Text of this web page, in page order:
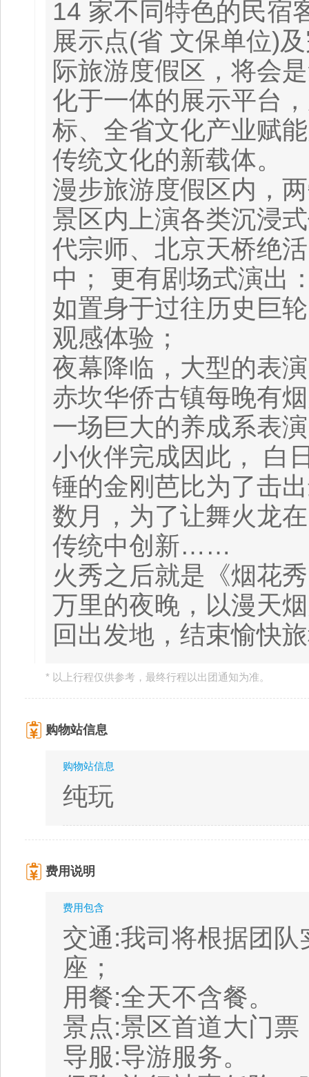
14 家不同特色的民宿
展示点(省 文保单位)
际旅游度假区，将会
化于一体的展示平台
标、全省文化产业赋
传统文化的新载体。
漫步旅游度假区内，
景区内上演各类沉浸
代宗师、北京天桥绝
中； 更有剧场式演出
如置身于过往历史巨
观感体验；
夜幕降临，大型的表
赤坎华侨古镇每晚有
一场巨大的养成系表
小伙伴完成因此， 白
锤的金刚芭比为了击
数月，为了让舞火龙
传统中创新……
火秀之后就是《烟花
万里的夜晚，以漫天
回出发地，结束愉快
* 以上行程仅供参考，最终行程以出团通知为准。
购物站信息
购物站信息
纯玩
费用说明
费用包含
交通:我司将根据团
座；
用餐:全天不含餐。
景点:景区首道大门票
导服:导游服务。